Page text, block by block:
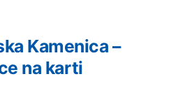
Kamenica –
na karti